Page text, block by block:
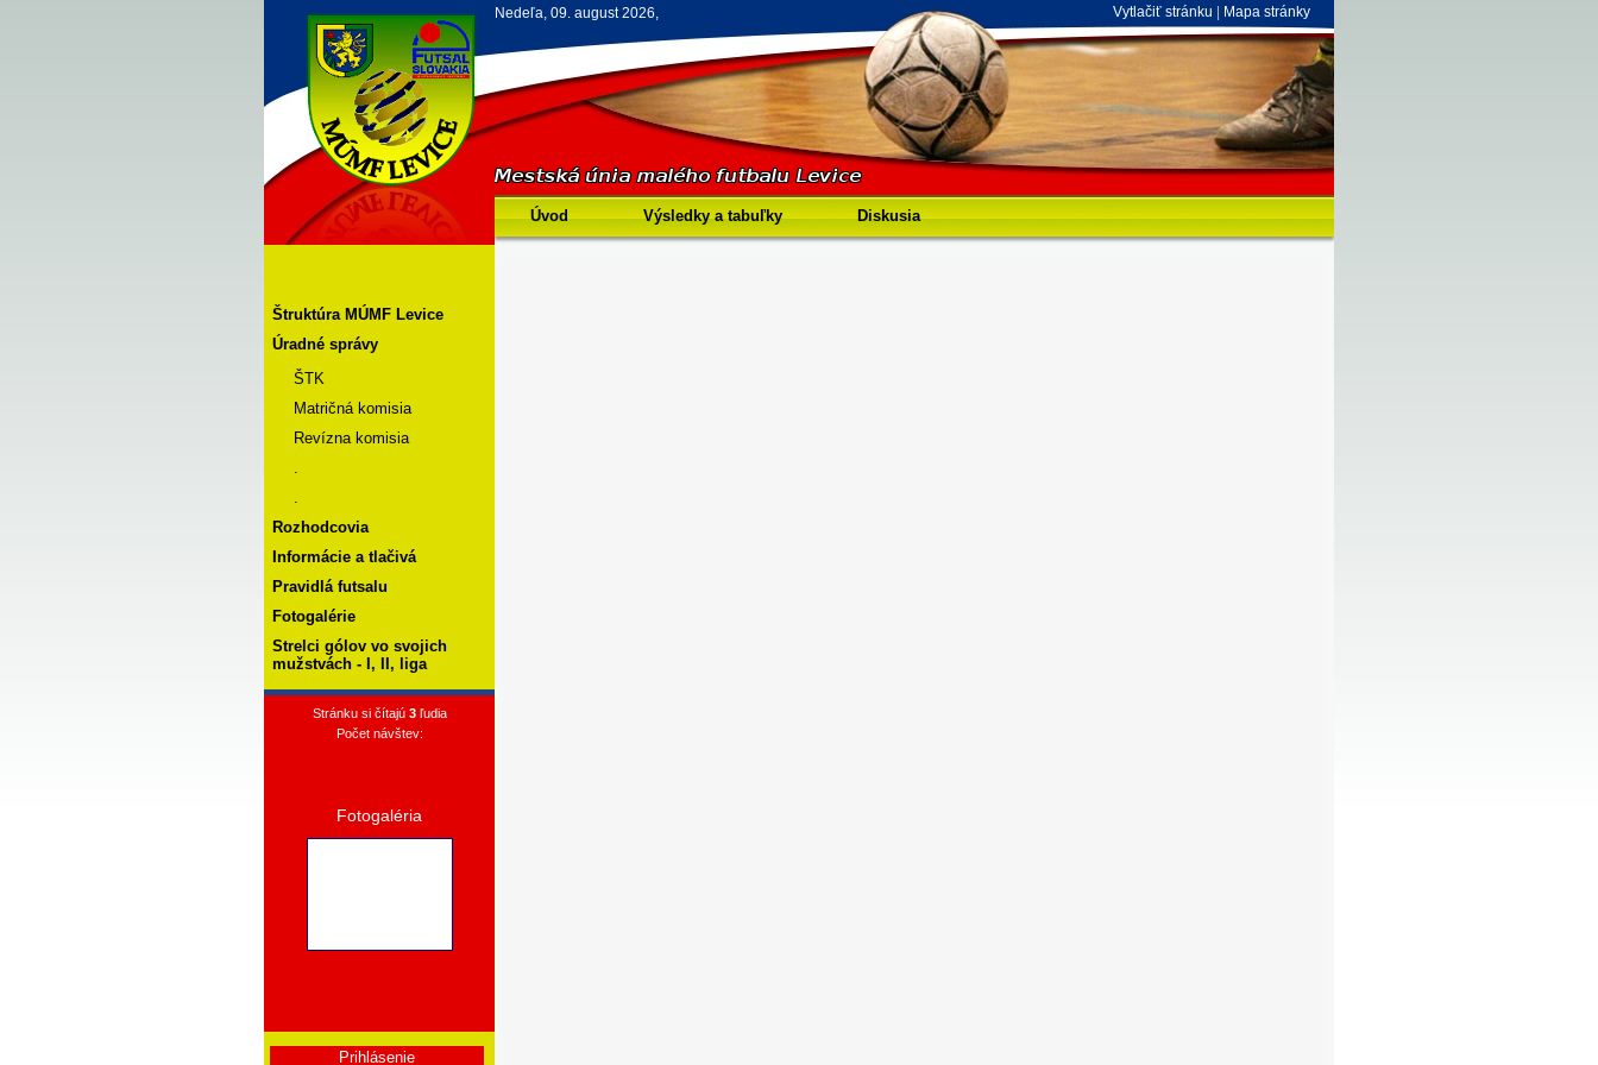
Nedeľa, 09. august 2026, Vytlačiť stránku Mapa stránky
Úvod Výsledky a tabuľky Diskusia
Štruktúra MÚMF Levice
Úradné správy
ŠTK
Matričná komisia
Revízna komisia
.
.
Rozhodcovia
Informácie a tlačivá
Pravidlá futsalu
Fotogalérie
Strelci gólov vo svojich
mužstvách - I, II, liga
Stránku si čítajú 3ľudia
Počet návštev:
Fotogaléria
Prihlásenie